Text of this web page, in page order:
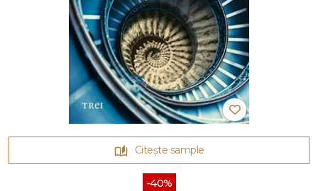
Citește sample
-40%